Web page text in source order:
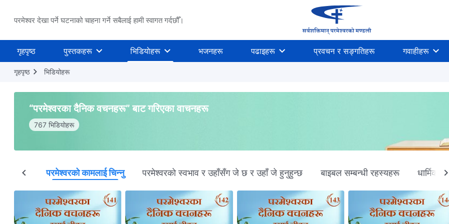
परमेश्वर देखा पर्ने घटनाको चाहना गर्ने सबैलाई हामी स्वागत गर्दछौँ।
गृहपृष्ठ पुस्तकहरू भिडियोहरू भजनहरू पढाइहरू प्रवचन र सङ्गतिहरू गवाहीहरू
गृहपृष्ठ भिडियोहरू
“परमेश्‍वरका दैनिक वचनहरू” बाट गरिएका वाचनहरू
767 भिडियोहरू
देहधारण परमेश्‍वरको कामलाई चिन्‍नु परमेश्‍वरको स्वभाव र उहाँसँग जे छ र उहाँ जे हुनुहुन्छ बाइबल सम्‍बन्धी रहस्यहरू धार्मिक